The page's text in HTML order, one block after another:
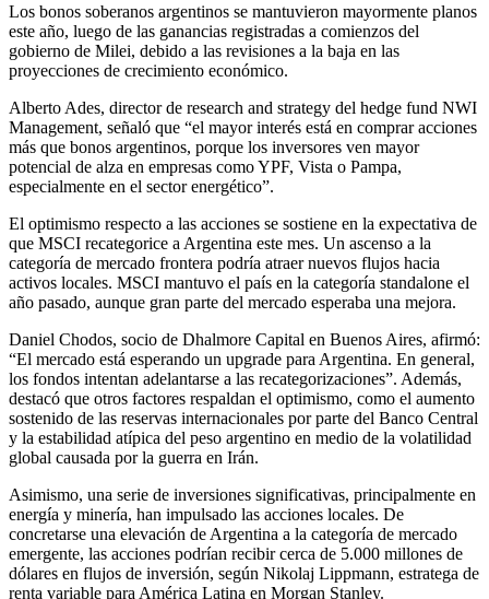
Los bonos soberanos argentinos se mantuvieron mayormente planos
este año, luego de las ganancias registradas a comienzos del
gobierno de Milei, debido a las revisiones a la baja en las
proyecciones de crecimiento económico.
Alberto Ades, director de research and strategy del hedge fund NWI
Management, señaló que “el mayor interés está en comprar acciones
más que bonos argentinos, porque los inversores ven mayor
potencial de alza en empresas como YPF, Vista o Pampa,
especialmente en el sector energético”.
El optimismo respecto a las acciones se sostiene en la expectativa de
que MSCI recategorice a Argentina este mes. Un ascenso a la
categoría de mercado frontera podría atraer nuevos flujos hacia
activos locales. MSCI mantuvo el país en la categoría standalone el
año pasado, aunque gran parte del mercado esperaba una mejora.
Daniel Chodos, socio de Dhalmore Capital en Buenos Aires, afirmó:
“El mercado está esperando un upgrade para Argentina. En general,
los fondos intentan adelantarse a las recategorizaciones”. Además,
destacó que otros factores respaldan el optimismo, como el aumento
sostenido de las reservas internacionales por parte del Banco Central
y la estabilidad atípica del peso argentino en medio de la volatilidad
global causada por la guerra en Irán.
Asimismo, una serie de inversiones significativas, principalmente en
energía y minería, han impulsado las acciones locales. De
concretarse una elevación de Argentina a la categoría de mercado
emergente, las acciones podrían recibir cerca de 5.000 millones de
dólares en flujos de inversión, según Nikolaj Lippmann, estratega de
renta variable para América Latina en Morgan Stanley.